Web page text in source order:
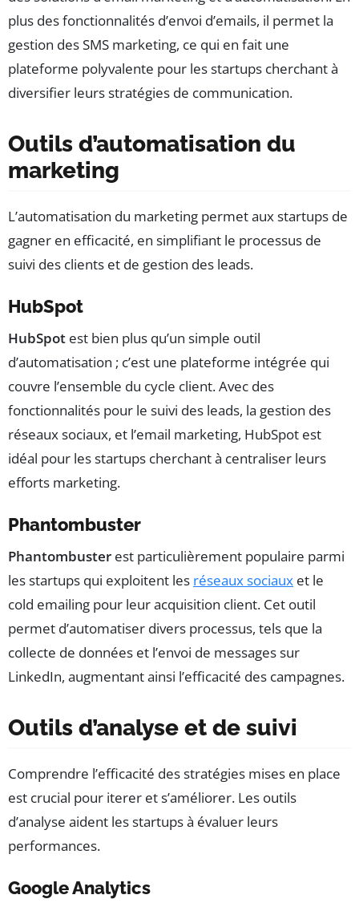
plus des fonctionnalités d’envoi d’emails, il permet la
gestion des SMS marketing, ce qui en fait une
plateforme polyvalente pour les startups cherchant à
diversifier leurs stratégies de communication.
Outils d’automatisation du
marketing
L’automatisation du marketing permet aux startups de
gagner en efficacité, en simplifiant le processus de
suivi des clients et de gestion des leads.
HubSpot
HubSpot est bien plus qu’un simple outil
d’automatisation ; c’est une plateforme intégrée qui
couvre l’ensemble du cycle client. Avec des
fonctionnalités pour le suivi des leads, la gestion des
réseaux sociaux, et l’email marketing, HubSpot est
idéal pour les startups cherchant à centraliser leurs
efforts marketing.
Phantombuster
Phantombuster est particulièrement populaire parmi
les startups qui exploitent les réseaux sociaux et le
cold emailing pour leur acquisition client. Cet outil
permet d’automatiser divers processus, tels que la
collecte de données et l’envoi de messages sur
LinkedIn, augmentant ainsi l’efficacité des campagnes.
Outils d’analyse et de suivi
Comprendre l’efficacité des stratégies mises en place
est crucial pour iterer et s’améliorer. Les outils
d’analyse aident les startups à évaluer leurs
performances.
Google Analytics